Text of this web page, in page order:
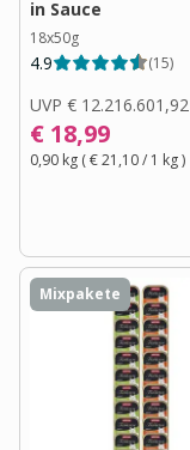
in Sauce
18x50g
4.9 (15)
UVP € 12.216.601,92
€ 18,99
0,90 kg (€ 21,10/ 1 kg)
Mixpakete